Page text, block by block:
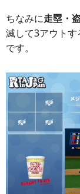
ちなみに走塁・
滅して3アウト
です。